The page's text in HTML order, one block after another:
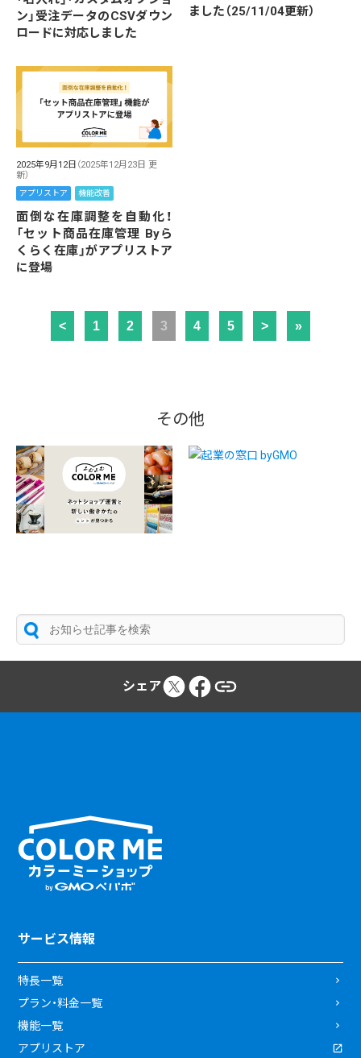
ン」受注データのCSVダウン
ロードに対応しました
ました（25/11/04更新）
2025年9月12日 （2025年12月23日 更
新）
アプリストア 機能改善
面倒な在庫調整を自動化！
「セット商品在庫管理 Byら
くらく在庫」がアプリストア
に登場
< 1 2 3 4 5 > »
その他
シェア
サービス情報
特長一覧
プラン・料金一覧
機能一覧
アプリストア